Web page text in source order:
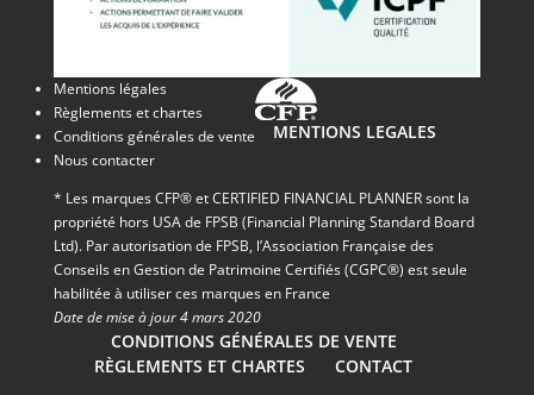
Mentions légales
Règlements et chartes
Conditions générales de vente
Nous contacter
* Les marques CFP® et CERTIFIED FINANCIAL PLANNER sont la
propriété hors USA de FPSB (Financial Planning Standard Board
Ltd). Par autorisation de FPSB, l’Association Française des
Conseils en Gestion de Patrimoine Certifiés (CGPC®) est seule
habilitée à utiliser ces marques en France
Date de mise à jour 4 mars 2020
MENTIONS LEGALES
CONDITIONS GÉNÉRALES DE VENTE
RÈGLEMENTS ET CHARTES
CONTACT